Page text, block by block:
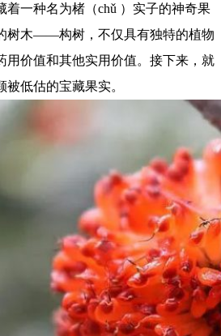
着一种名为楮（chǔ ）实子的神奇果
树木——构树，不仅具有独特的植物
用价值和其他实用价值。接下来，就
低估的宝藏果实。